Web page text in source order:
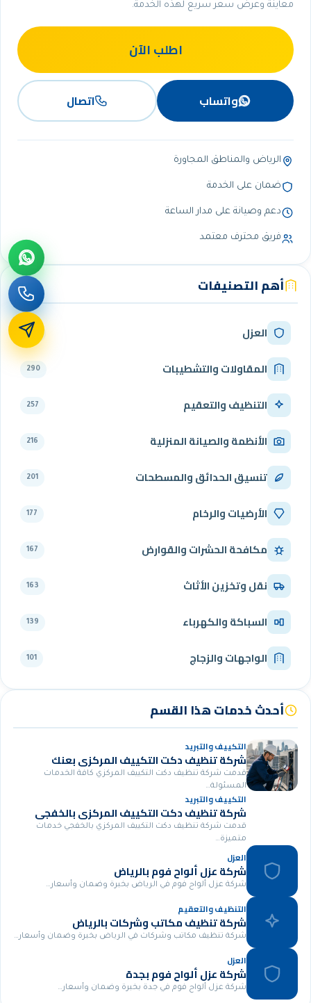
معاينة وعرض سعر سريع لهذه الخدمة.
اطلب الآن
واتساب اتصال
الرياض والمناطق المجاورة
ضمان على الخدمة
دعم وصيانة على مدار الساعة
فريق محترف معتمد
أهم التصنيفات
العزل 341
المقاولات والتشطيبات 290
التنظيف والتعقيم 257
الأنظمة والصيانة المنزلية 216
تنسيق الحدائق والمسطحات 201
الأرضيات والرخام 177
مكافحة الحشرات والقوارض 167
نقل وتخزين الأثاث 163
السباكة والكهرباء 139
الواجهات والزجاج 101
أحدث خدمات هذا القسم
التكييف والتبريد
شركة تنظيف دكت التكييف المركزي بعنك
قدمت شركة تنظيف دكت التكييف المركزي كافة الخدمات
المسئولة…
التكييف والتبريد
شركة تنظيف دكت التكييف المركزي بالخفجي
قدمت شركة تنظيف دكت التكييف المركزي بالخفجي خدمات
متميزة…
العزل
شركة عزل ألواح فوم بالرياض
شركة عزل ألواح فوم في الرياض بخبرة وضمان وأسعار…
التنظيف والتعقيم
شركة تنظيف مكاتب وشركات بالرياض
شركة تنظيف مكاتب وشركات في الرياض بخبرة وضمان وأسعار…
العزل
شركة عزل ألواح فوم بجدة
شركة عزل ألواح فوم في جدة بخبرة وضمان وأسعار…